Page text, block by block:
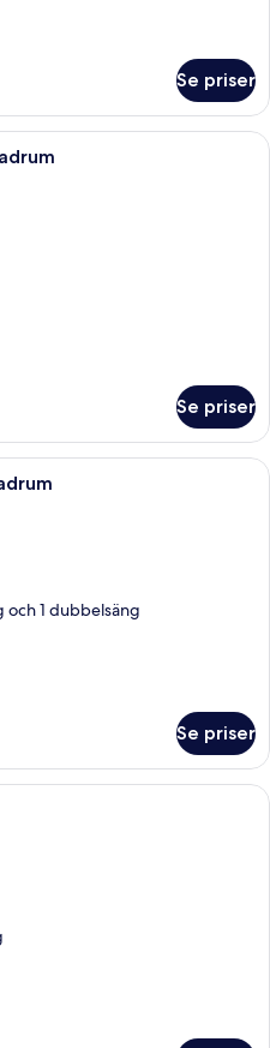
Se priser
Ett hotellrum med en sänggavel i
Se priser
Ett hotellrum med en säng, ett
och 1 dubbelsäng
Se priser
Ett modernt hotellrum med en grå